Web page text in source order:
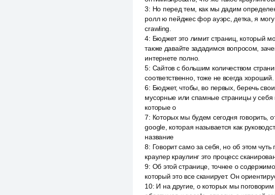
3: Но перед тем, как мы дадим
ролл ю пейджес фор ауэрс, детка, я
crawling.
4: Бюджет это лимит страниц, который
также давайте зададимся вопросом,
интернете полно.
5: Сайтов с большим количеством
соответственно, тоже не всегда
6: Бюджет, чтобы, во первых, беречь
мусорные или спамные страницы у себя
которые о
7: Которых мы будем сегодня говорить,
google, которая называется как
название
8: Говорит само за себя, но об этом
краулер краулинг это процесс
9: Об этой странице, точнее о
который это все сканирует. Он
10: И на другие, о которых мы